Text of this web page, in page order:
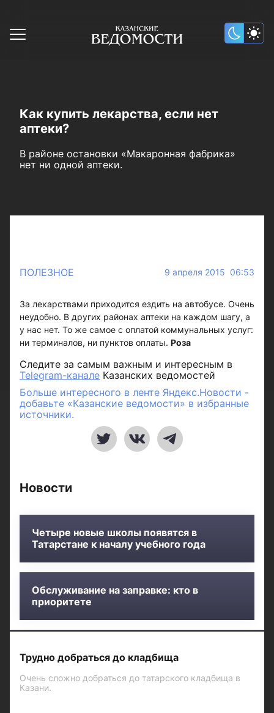
Как купить лекарства, если нет
аптеки?
В районе остановки «Макаронная фабрика»
нет ни одной аптеки.
ПОЛЕЗНОЕ 9 апреля 2015 06:53
За лекарствами приходится ездить на автобусе. Очень
неудобно. В других районах аптеки на каждом шагу, а
у нас нет. То же самое с оплатой коммунальных услуг:
ни терминалов, ни пунктов оплаты. Роза
Следите за самым важным и интересным в
Telegram-канале Казанских ведомостей
Больше интересного в ленте Яндекс.Новости -
добавьте «Казанские ведомости» в избранные
источники.
Новости
Четыре новые школы появятся в
Татарстане к началу учебного года
Обслуживание на заправке: кто в
приоритете
Трудно добраться до кладбища
Очень сложно добраться до татарского кладбища в
Казани.